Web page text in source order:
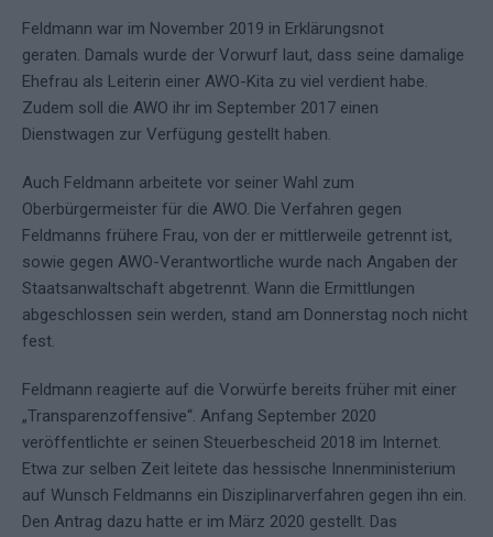
Feldmann war im November 2019 in Erklärungsnot
geraten. Damals wurde der Vorwurf laut, dass seine damalige
Ehefrau als Leiterin einer AWO-Kita zu viel verdient habe.
Zudem soll die AWO ihr im September 2017 einen
Dienstwagen zur Verfügung gestellt haben.
Auch Feldmann arbeitete vor seiner Wahl zum
Oberbürgermeister für die AWO. Die Verfahren gegen
Feldmanns frühere Frau, von der er mittlerweile getrennt ist,
sowie gegen AWO-Verantwortliche wurde nach Angaben der
Staatsanwaltschaft abgetrennt. Wann die Ermittlungen
abgeschlossen sein werden, stand am Donnerstag noch nicht
fest.
Feldmann reagierte auf die Vorwürfe bereits früher mit einer
„Transparenzoffensive“. Anfang September 2020
veröffentlichte er seinen Steuerbescheid 2018 im Internet.
Etwa zur selben Zeit leitete das hessische Innenministerium
auf Wunsch Feldmanns ein Disziplinarverfahren gegen ihn ein.
Den Antrag dazu hatte er im März 2020 gestellt. Das